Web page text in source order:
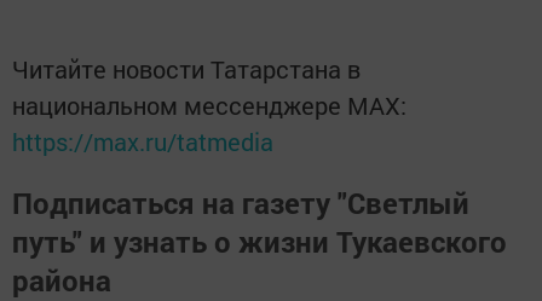
Читайте новости Татарстана в
национальном мессенджере MАХ:
https://max.ru/tatmedia
Подписаться на газету "Светлый
путь" и узнать о жизни Тукаевского
района